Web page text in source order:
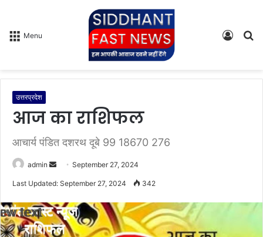
Menu
Log
उत्तरप्रदेश
आज का राशिफल
आचार्य पंडित दशरथ दूबे 99 18670 276
admin
d
a
n
September 27, 2024
Last Updated: September 27, 2024 342